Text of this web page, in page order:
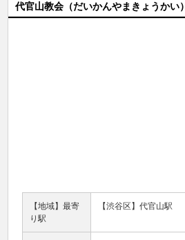
代官山教会（だいかんやまきょうかい）
【地域】最寄
り駅
【渋谷区】代官山駅